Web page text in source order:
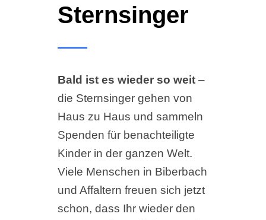
Sternsinger
Bald ist es wieder so weit–
die Sternsinger gehen von
Haus zu Haus und sammeln
Spenden für benachteiligte
Kinder in der ganzen Welt.
Viele Menschen in Biberbach
und Affaltern freuen sich jetzt
schon, dass Ihr wieder den